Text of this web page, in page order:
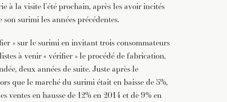
à la visite l’été prochain, après les avoir incités
surimi les années précédentes.
» sur le surimi en invitant trois consommateurs
à venir « vérifier » le procédé de fabrication,
deux années de suite. Juste après le
que le marché du surimi était en baisse de 5%,
en hausse de 12% en 2014 et de 9% en